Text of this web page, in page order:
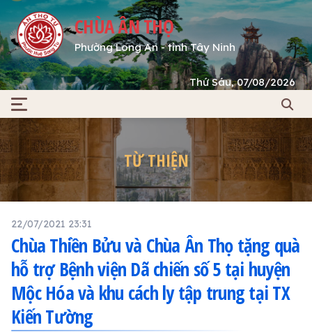
CHÙA ÂN THỌ
Phường Long An - tỉnh Tây Ninh
Thứ Sáu, 07/08/2026
TỪ THIỆN
22/07/2021 23:31
Chùa Thiền Bửu và Chùa Ân Thọ tặng quà
hỗ trợ Bệnh viện Dã chiến số 5 tại huyện
Mộc Hóa và khu cách ly tập trung tại TX
Kiến Tường